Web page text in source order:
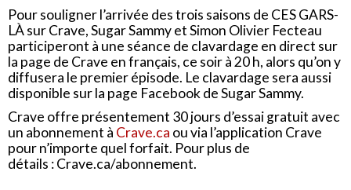
Pour souligner l’arrivée des trois saisons de CES GARS-
LÀ sur Crave, Sugar Sammy et Simon Olivier Fecteau
participeront à une séance de clavardage en direct sur
la page de Crave en français, ce soir à 20 h, alors qu’on y
diffusera le premier épisode. Le clavardage sera aussi
disponible sur la page Facebook de Sugar Sammy.
Crave offre présentement 30 jours d’essai gratuit avec
un abonnement à Crave.ca ou via l’application Crave
pour n’importe quel forfait. Pour plus de
détails : Crave.ca/abonnement.